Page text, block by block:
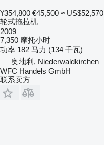
¥354,800 €45,500 ≈ US$52,570
轮式拖拉机
2009
7,350 摩托小时
功率 182 马力 (134 千瓦)
奥地利, Niederwaldkirchen
WFC Handels GmbH
联系卖方